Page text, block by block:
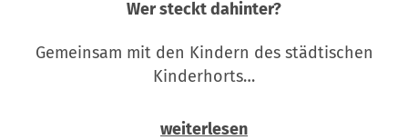
Wer steckt dahinter?
Gemeinsam mit den Kindern des städtischen
Kinderhorts…
weiterlesen